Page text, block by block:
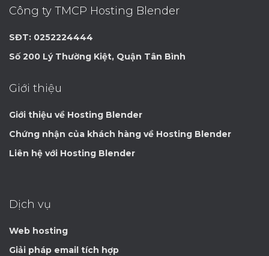
Công ty TMCP Hosting Blender
SĐT: 0252224444
Số 200 Lý Thường Kiệt, Quận Tân Bình
Giới thiệu
Giới thiệu về Hosting Blender
Chứng nhận của khách hàng về Hosting Blender
Liên hệ với Hosting Blender
Dịch vụ
Web hosting
Giải pháp email tích hợp